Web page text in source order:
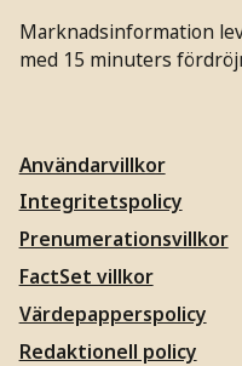
Marknadsinformation
med 15 minuters
Användarvillkor
Integritetspolicy
Prenumerationsvillkor
FactSet villkor
Värdepapperspolicy
Redaktionell policy